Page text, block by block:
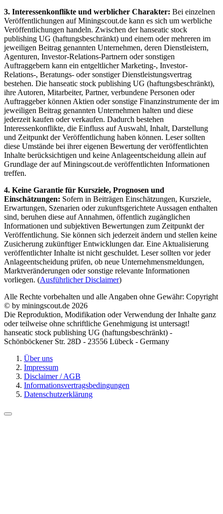
3. Interessenkonflikte und werblicher Charakter: Bei einzelnen
Veröffentlichungen auf Miningscout.de kann es sich um werbliche
Veröffentlichungen handeln. Zwischen der hanseatic stock
publishing UG (haftungsbeschränkt) und einem oder mehreren im
jeweiligen Beitrag genannten Unternehmen, deren Dienstleistern,
Agenturen, Investor-Relations-Partnern oder sonstigen
Auftraggebern kann ein entgeltlicher Marketing-, Investor-
Relations-, Beratungs- oder sonstiger Dienstleistungsvertrag
bestehen. Die hanseatic stock publishing UG (haftungsbeschränkt),
ihre Autoren, Mitarbeiter, Partner, verbundene Personen oder
Auftraggeber können Aktien oder sonstige Finanzinstrumente der im
jeweiligen Beitrag genannten Unternehmen halten und diese
jederzeit kaufen oder verkaufen. Dadurch bestehen
Interessenkonflikte, die Einfluss auf Auswahl, Inhalt, Darstellung
und Zeitpunkt der Veröffentlichung haben können. Leser sollten
diese Umstände bei ihrer eigenen Bewertung der veröffentlichten
Inhalte berücksichtigen und keine Anlageentscheidung allein auf
Grundlage der auf Miningscout.de veröffentlichten Informationen
treffen.
4. Keine Garantie für Kursziele, Prognosen und
Einschätzungen: Sofern in Beiträgen Einschätzungen, Kursziele,
Erwartungen, Szenarien oder zukunftsgerichtete Aussagen enthalten
sind, beruhen diese auf Annahmen, öffentlich zugänglichen
Informationen und subjektiven Bewertungen zum Zeitpunkt der
Veröffentlichung. Sie können sich jederzeit ändern und stellen keine
Zusicherung zukünftiger Entwicklungen dar. Eine Aktualisierung
veröffentlichter Inhalte ist nicht geschuldet. Leser sollten vor jeder
Anlageentscheidung prüfen, ob neue Unternehmensmeldungen,
Marktveränderungen oder sonstige relevante Informationen
vorliegen. (Ausführlicher Disclaimer)
Alle Rechte vorbehalten und alle Angaben ohne Gewähr: Copyright
© by miningscout.de 2026
Die Reproduktion, Modifikation oder Verwendung der Inhalte ganz
oder teilweise ohne schriftliche Genehmigung ist untersagt!
hanseatic stock publishing UG (haftungsbeschränkt) -
Schönböckener Str. 28D - 23556 Lübeck - Germany
Über uns
Impressum
Disclaimer / AGB
Informationsvertragsbedingungen
Datenschutzerklärung